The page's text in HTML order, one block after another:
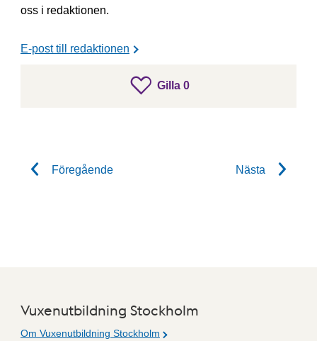
Gilla 0gillar inlägget
oss i redaktionen.
E-post till redaktionen
Föregående Nästa
Vuxenutbildning Stockholm
Om Vuxenutbildning Stockholm